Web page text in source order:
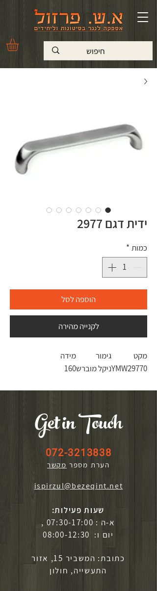
ידית דגם 2977
כמות *
הוספה לסל
לקנייה מהירה
מקט גימור
מידה
YMW29770ניקל מוברש160
Get in Touch
072-3213838
הערת מספר מקשר
ispirzul@bezeqint.net
שעות פעילות:
א-ה : 07:30-17:00 ,
יום ו: 08:00-12:30
כתובת: המשביר 15, אזור
התעשייה, חולון